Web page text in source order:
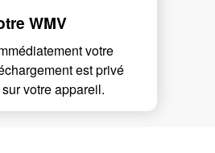
WMV
votre
est privé
votre appareil.